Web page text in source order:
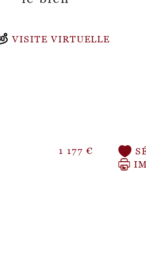
VISITE VIRTUELLE
1 177 €